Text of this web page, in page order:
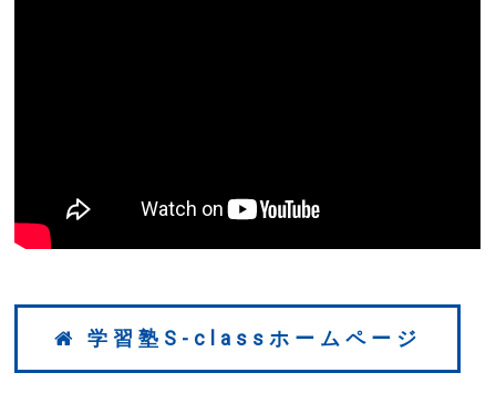
学習塾S-classホームページ